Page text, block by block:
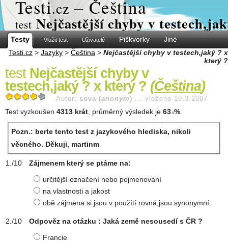
Testi.cz – Čeština
test Nejčastější chyby v
Testy Vložit test Uživatelé Piškvorky
Jiné
Testi.cz > Jazyky > Čeština > Nejčastější chyby v testech,jaký ? x
který ?
test Nejčastější chyby v
testech,jaký ? x který ? (Čeština)
Autor: sova (anonym ) ... vloženo 19.3.2007
Test vyzkoušen 4313 krát , průměrný výsledek je 63 .1 %
Pozn.: berte tento test z jazykového hlediska, nikoli
věcného. Děkuji, martinm
Zájmenem který se ptáme na:
určitější označení nebo pojmenování
na vlastnosti a jakost
obě zájmena si jsou v použítí rovná,jsou synonymní
Odpověz na otázku : Jaká země nesousedí s ČR ?
Francie